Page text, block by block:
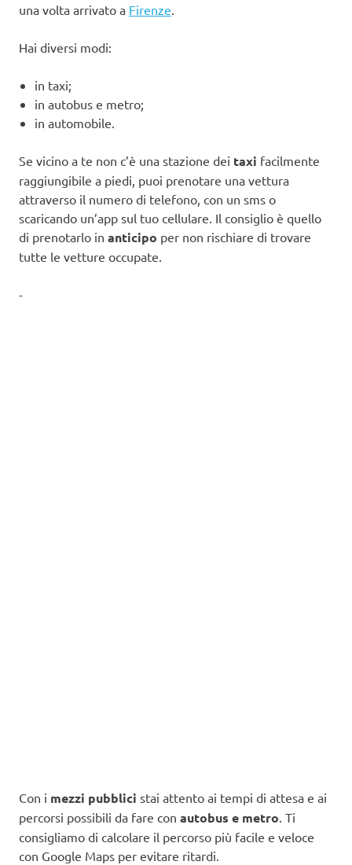
una volta arrivato a Firenze.
Hai diversi modi:
in taxi;
in autobus e metro;
in automobile.
Se vicino a te non c’è una stazione dei taxi facilmente
raggiungibile a piedi, puoi prenotare una vettura
attraverso il numero di telefono, con un sms o
scaricando un’app sul tuo cellulare. Il consiglio è quello
di prenotarlo in anticipo per non rischiare di trovare
tutte le vetture occupate.
-
Con i mezzi pubblici stai attento ai tempi di attesa e ai
percorsi possibili da fare con autobus e metro. Ti
consigliamo di calcolare il percorso più facile e veloce
con Google Maps per evitare ritardi.